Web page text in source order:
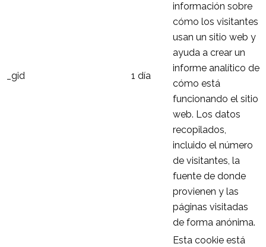
_gid 1 día
información sobre
cómo los visitantes
usan un sitio web y
ayuda a crear un
informe analítico de
cómo está
funcionando el sitio
web. Los datos
recopilados,
incluido el número
de visitantes, la
fuente de donde
provienen y las
páginas visitadas
de forma anónima.
Esta cookie está